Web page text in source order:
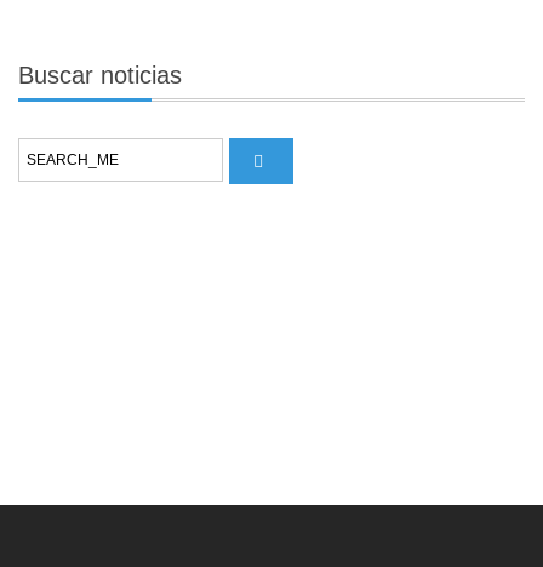
Buscar noticias